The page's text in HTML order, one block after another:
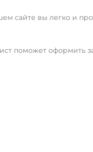
сайте вы легко и
поможет оформить